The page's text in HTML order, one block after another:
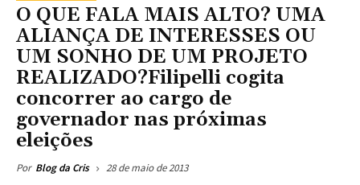
O QUE FALA MAIS ALTO? UMA
ALIANÇA DE INTERESSES OU
UM SONHO DE UM PROJETO
REALIZADO?Filipelli cogita
concorrer ao cargo de
governador nas próximas
eleições
Por Blog da Cris 28 de maio de 2013